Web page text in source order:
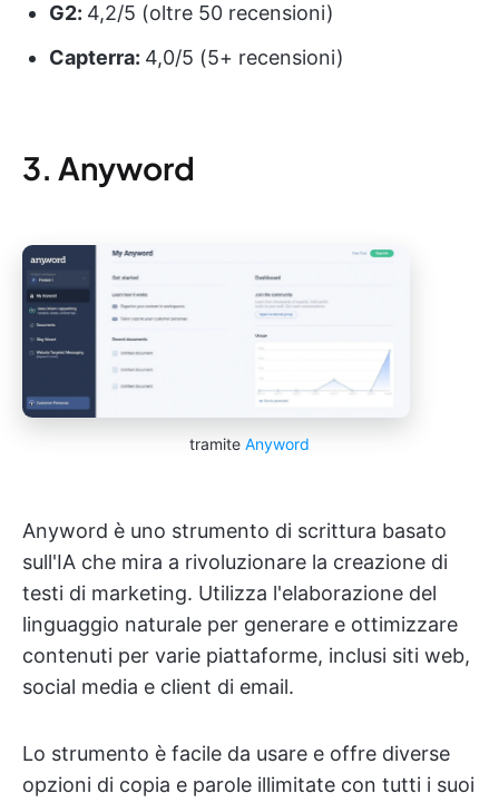
G2: 4,2/5 (oltre 50 recensioni)
Capterra: 4,0/5 (5+ recensioni)
3. Anyword
tramite Anyword
Anyword è uno strumento di scrittura basato
sull'IA che mira a rivoluzionare la creazione di
testi di marketing. Utilizza l'elaborazione del
linguaggio naturale per generare e ottimizzare
contenuti per varie piattaforme, inclusi siti web,
social media e client di email.
Lo strumento è facile da usare e offre diverse
opzioni di copia e parole illimitate con tutti i suoi